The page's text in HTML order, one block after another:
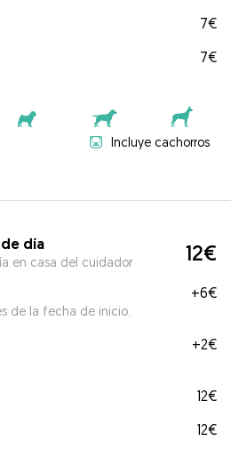
7€
7€
Incluye cachorros
día
en casa del cuidador 12€
de la fecha de inicio.
+6€
+2€
12€
12€